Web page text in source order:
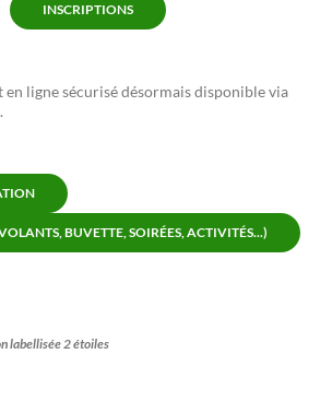
INSCRIPTIONS
en ligne sécurisé désormais disponible via
.
BUVETTE, SOIRÉES, ACTIVITÉS...)
labellisée 2 étoiles